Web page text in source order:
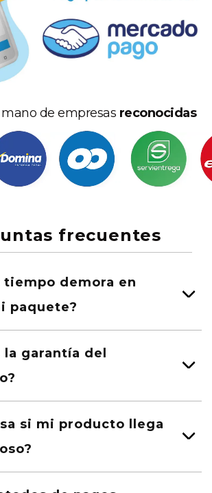
de empresas reconocidas
frecuentes
tiempo demora en
paquete?
la garantía del
si mi producto llega